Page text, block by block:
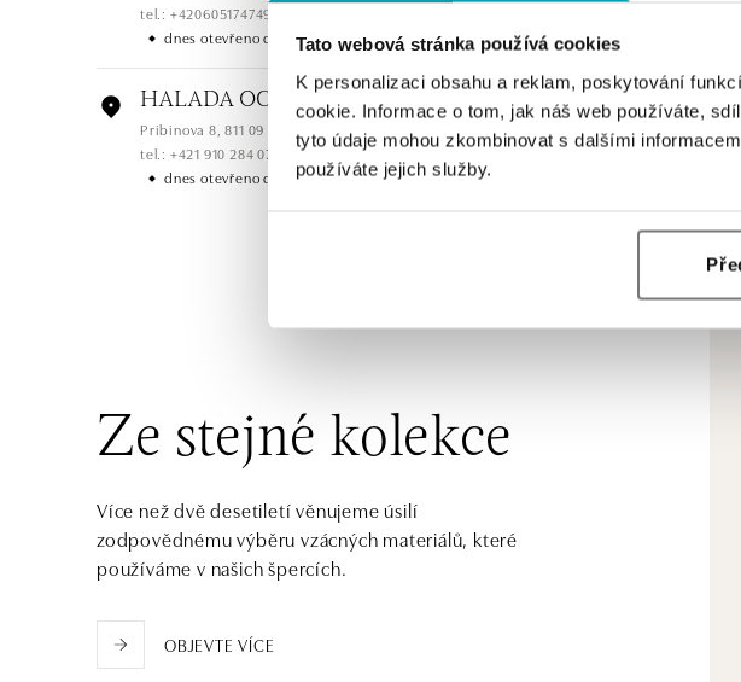
Tato webová stránka používá cookies
K personalizaci obsahu a reklam, poskytování
cookie. Informace o tom, jak náš web používáte,
tyto údaje mohou zkombinovat s dalšími
používáte jejich služby.
tel.: +420605174749
dnes otevřeno do 21:00
HALADA OC Eurovea, Bratislava
Pribinova 8, 811 09 Bratislava
tel.: +421 910 284 071
dnes otevřeno do 21:00
Einsteinova 18, 851 01 Bratislava
tel.: +421 917 090 891
dnes otevřeno do 21:00
Ze stejné kolekce
Více než dvě desetiletí věnujeme úsilí
zodpovědnému výběru vzácných materiálů, které
používáme v našich špercích.
OBJEVTE VÍCE